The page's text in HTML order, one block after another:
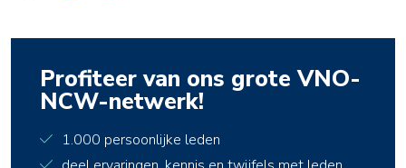
Profiteer van ons grote VNO-
NCW-netwerk!
1.000 persoonlijke leden